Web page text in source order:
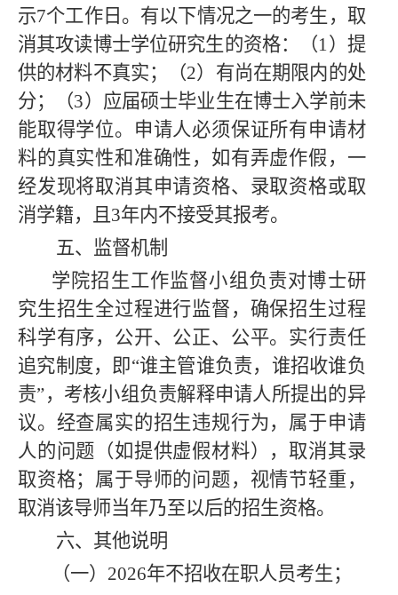
示7个工作日。有以下情况之一的考生，取
消其攻读博士学位研究生的资格：（1）提
供的材料不真实；（2）有尚在期限内的处
分；（3）应届硕士毕业生在博士入学前未
能取得学位。申请人必须保证所有申请材
料的真实性和准确性，如有弄虚作假，一
经发现将取消其申请资格、录取资格或取
消学籍，且3年内不接受其报考。
五、监督机制
学院招生工作监督小组负责对博士研
究生招生全过程进行监督，确保招生过程
科学有序，公开、公正、公平。实行责任
追究制度，即“谁主管谁负责，谁招收谁负
责”，考核小组负责解释申请人所提出的异
议。经查属实的招生违规行为，属于申请
人的问题（如提供虚假材料），取消其录
取资格；属于导师的问题，视情节轻重，
取消该导师当年乃至以后的招生资格。
六、其他说明
（一）2026年不招收在职人员考生；